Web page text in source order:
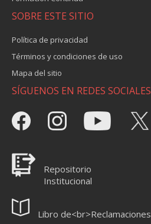
SOBRE ESTE SITIO
Política de privacidad
Términos y condiciones de uso
Mapa del sitio
SÍGUENOS EN REDES SOCIALES
Repositorio
Institucional
Libro de<br>Reclamaciones